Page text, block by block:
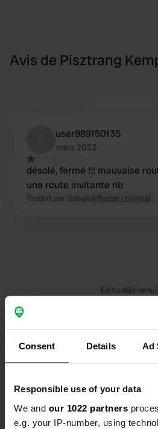
Consent Details Ad
Responsible use of your data
We and our 1022 partners
e.g. your IP-number, using
Avis de Pisztrang
user989150135
mars 2023
désolé, fermé !!! mauvaise
une route invitante nb
Traduit par GoogleAfficher l'original
Es-tu déjà venu
Contact
Emplacement